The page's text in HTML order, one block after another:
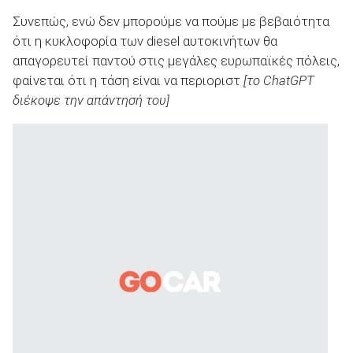
Συνεπώς, ενώ δεν μπορούμε να πούμε με βεβαιότητα
ότι η κυκλοφορία των diesel αυτοκινήτων θα
απαγορευτεί παντού στις μεγάλες ευρωπαϊκές πόλεις,
φαίνεται ότι η τάση είναι να περιοριστ [το ChatGPT
διέκοψε την απάντησή του]